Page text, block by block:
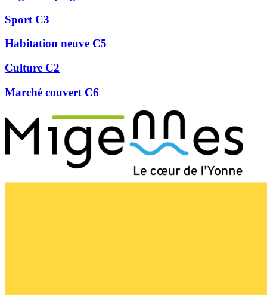
Sport C3
Habitation neuve C5
Culture C2
Marché couvert C6
Précédent
Suivant